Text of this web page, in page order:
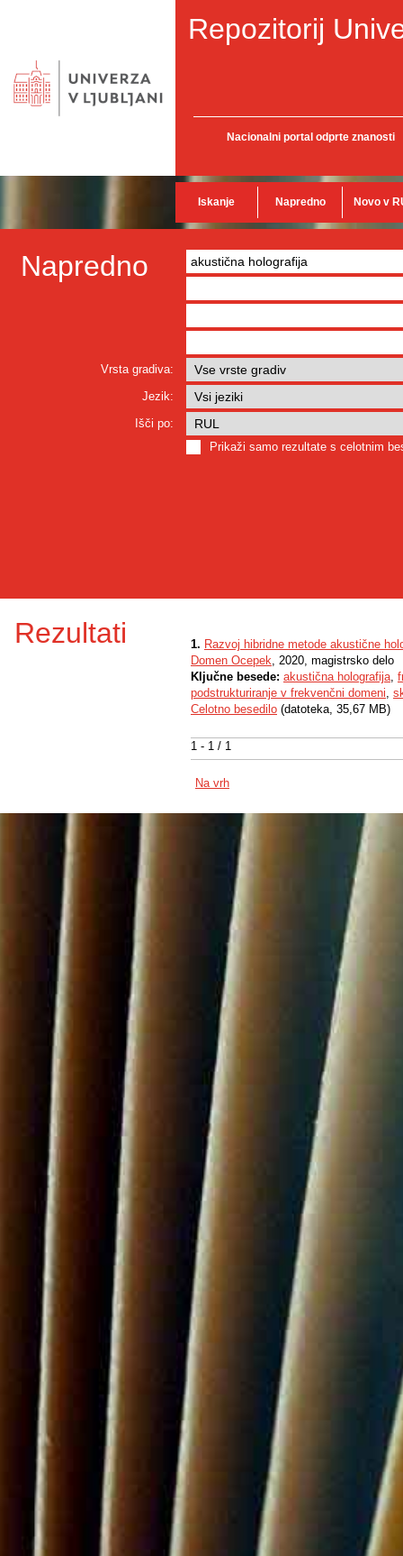
Repozitorij
Nacionalni portal odprte znanosti
Iskanje Napredno Novo v
Napredno
Vrsta gradiva:
Jezik:
Išči po:
Prikaži samo rezultate s celotnim
Rezultati
1 - 1 / 1
1. Razvoj hibridne metode akustične
Domen Ocepek, 2020, magistrsko delo
Ključne besede: akustična holografija,
podstrukturiranje v frekvenčni domeni,
Celotno besedilo (datoteka, 35,67 MB)
Na vrh